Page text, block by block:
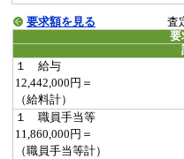
要求額を見る
査
要
１ 給与
12,442,000円＝
（給料計）
１ 職員手当等
11,860,000円＝
（職員手当等計）